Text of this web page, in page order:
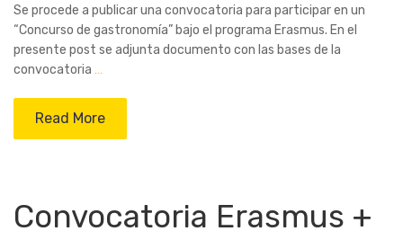
Se procede a publicar una convocatoria para participar en un
“Concurso de gastronomía” bajo el programa Erasmus. En el
presente post se adjunta documento con las bases de la
convocatoria …
Read More
Convocatoria Erasmus +